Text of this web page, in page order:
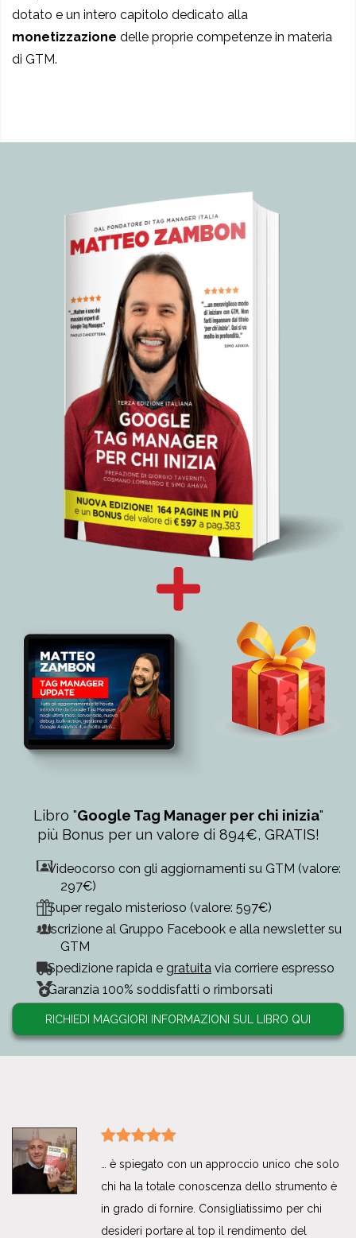
dotato e un intero capitolo dedicato alla
monetizzazione delle proprie competenze in materia
di GTM.
Libro "Google Tag Manager per chi inizia"
più Bonus per un valore di 894€, GRATIS!
Videocorso con gli aggiornamenti su GTM (valore:
297€)
Super regalo misterioso (valore: 597€)
Iscrizione al Gruppo Facebook e alla newsletter su
GTM
Spedizione rapida e gratuita via corriere espresso
Garanzia 100% soddisfatti o rimborsati
RICHIEDI MAGGIORI INFORMAZIONI SUL LIBRO QUI
… è spiegato con un approccio unico che solo
chi ha la totale conoscenza dello strumento è
in grado di fornire. Consigliatissimo per chi
desideri portare al top il rendimento del